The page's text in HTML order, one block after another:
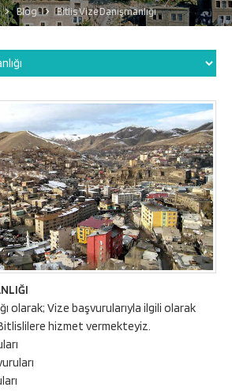
Blog Bitlis Vize Danışmanlığı
olarak; Vize başvurularıyla ilgili olarak
hizmet vermekteyiz.